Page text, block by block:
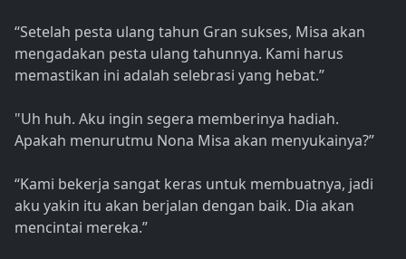
“Setelah pesta ulang tahun Gran sukses, Misa akan
mengadakan pesta ulang tahunnya. Kami harus
memastikan ini adalah selebrasi yang hebat.”
"Uh huh. Aku ingin segera memberinya hadiah.
Apakah menurutmu Nona Misa akan menyukainya?”
“Kami bekerja sangat keras untuk membuatnya, jadi
aku yakin itu akan berjalan dengan baik. Dia akan
mencintai mereka.”